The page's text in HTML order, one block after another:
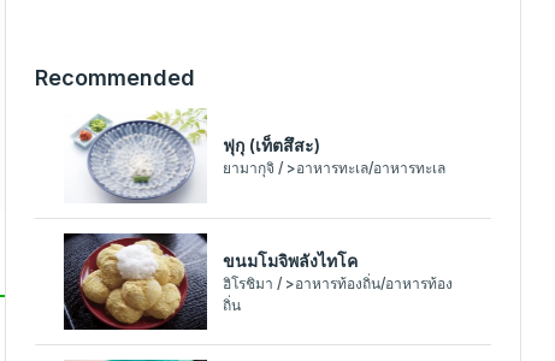
Recommended
ฟุกุ (เท็ตสึสะ)
ยามากุจิ / >อาหารทะเล/อาหารทะเล
ขนมโมจิพลังไทโค
ฮิโรชิมา / >อาหารท้องถิ่น/อาหารท้อง
ถิ่น